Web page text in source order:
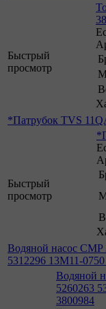
Быстрый
просмотр
*Патрубок TVS
Быстрый
просмотр
Водяной насос CMP
5312296 13M11-
Водяной
5260263
3800984